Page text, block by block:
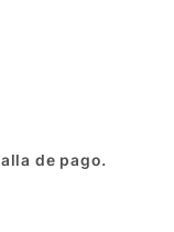
de pago.